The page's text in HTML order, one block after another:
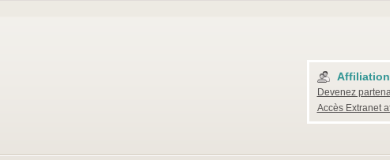
Affiliation
Devenez
Accès Extranet